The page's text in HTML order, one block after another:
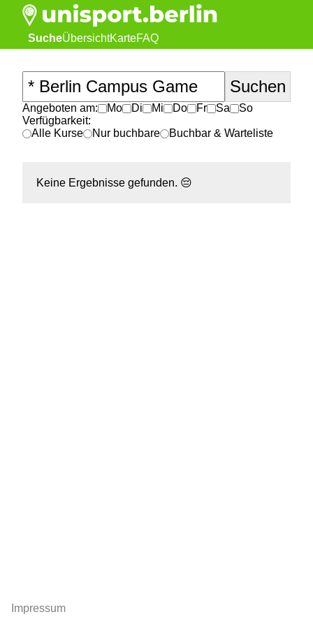
SucheÜbersichtKarteFAQ
Angeboten am: Mo Di Mi Do Fr Sa
So
Verfügbarkeit:
Alle Kurse
Nur buchbare Buchbar & Warteliste
Keine Ergebnisse gefunden. 😔
Impressum